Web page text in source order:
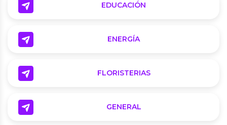
EDUCACIÓN
ENERGÍA
FLORISTERIAS
GENERAL